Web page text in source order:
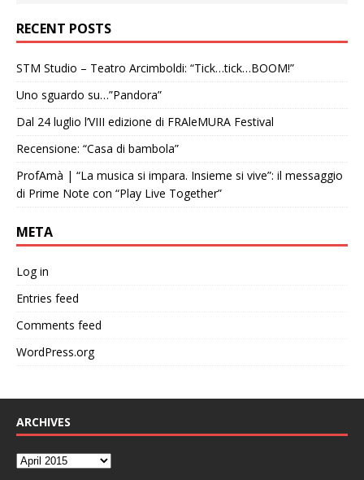
RECENT POSTS
STM Studio – Teatro Arcimboldi: “Tick…tick…BOOM!”
Uno sguardo su…”Pandora”
Dal 24 luglio l’VIII edizione di FRAleMURA Festival
Recensione: “Casa di bambola”
ProfAmà | “La musica si impara. Insieme si vive”: il messaggio
di Prime Note con “Play Live Together”
META
Log in
Entries feed
Comments feed
WordPress.org
ARCHIVES